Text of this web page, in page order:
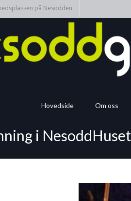
på Nesodden
Hovedside Om oss
i NesoddHuset